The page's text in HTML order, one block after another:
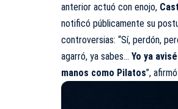
anterior actuó con enojo,
notificó públicamente su
controversias: “Sí, perdón,
agarró, ya sabes… Yo ya
manos como Pilatos”, afirmó.